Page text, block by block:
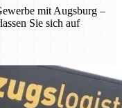
mit Augsburg –
Sie sich auf